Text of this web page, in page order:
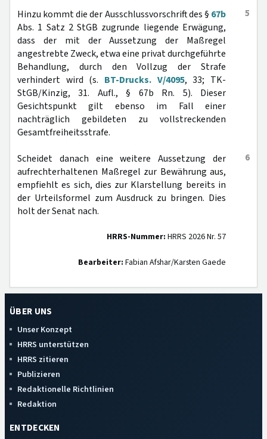
5
Hinzu kommt die der Ausschlussvorschrift des § 67b
Abs. 1 Satz 2 StGB zugrunde liegende Erwägung,
dass der mit der Aussetzung der Maßregel
angestrebte Zweck, etwa eine privat durchgeführte
Behandlung, durch den Vollzug der Strafe
verhindert wird (s. BT-Drucks. V/4095, 33; TK-
StGB/Kinzig, 31. Aufl., § 67b Rn. 5). Dieser
Gesichtspunkt gilt ebenso im Fall einer
nachträglich gebildeten zu vollstreckenden
Gesamtfreiheitsstrafe.
6
Scheidet danach eine weitere Aussetzung der
aufrechterhaltenen Maßregel zur Bewährung aus,
empfiehlt es sich, dies zur Klarstellung bereits in
der Urteilsformel zum Ausdruck zu bringen. Dies
holt der Senat nach.
HRRS-Nummer: HRRS 2026 Nr. 57
Bearbeiter: Fabian Afshar/Karsten Gaede
ÜBER UNS
Unser Konzept
HRRS unterstützen
HRRS zitieren
Publizieren
Redaktionelle Richtlinien
Redaktion
ENTDECKEN